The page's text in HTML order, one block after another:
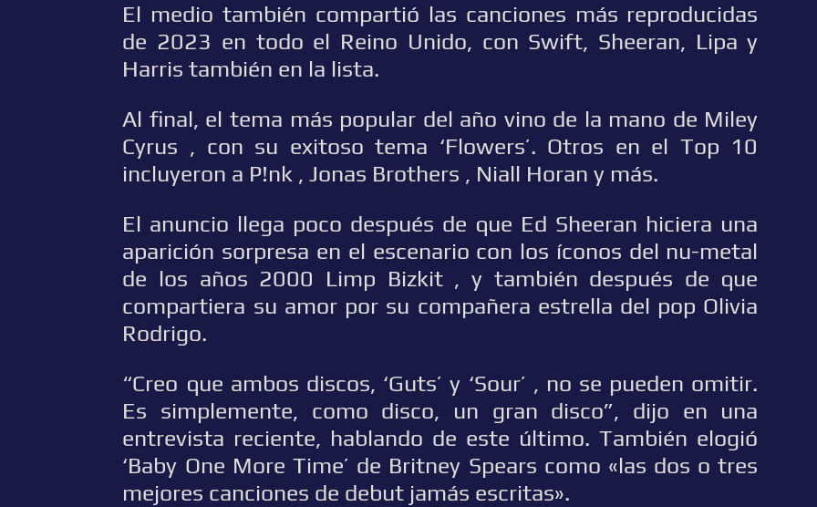
El medio también compartió las canciones más reproducidas
de 2023 en todo el Reino Unido, con Swift, Sheeran, Lipa y
Harris también en la lista.
Al final, el tema más popular del año vino de la mano de Miley
Cyrus , con su exitoso tema ‘Flowers’. Otros en el Top 10
incluyeron a P!nk , Jonas Brothers , Niall Horan y más.
El anuncio llega poco después de que Ed Sheeran hiciera una
aparición sorpresa en el escenario con los íconos del nu-metal
de los años 2000 Limp Bizkit , y también después de que
compartiera su amor por su compañera estrella del pop Olivia
Rodrigo.
“Creo que ambos discos, ‘Guts’ y ‘Sour’ , no se pueden omitir.
Es simplemente, como disco, un gran disco”, dijo en una
entrevista reciente, hablando de este último. También elogió
‘Baby One More Time’ de Britney Spears como «las dos o tres
mejores canciones de debut jamás escritas».